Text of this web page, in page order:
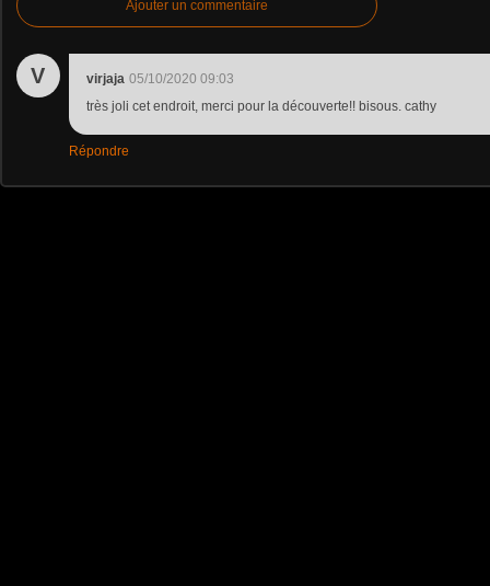
Ajouter un commentaire
V virjaja 05/10/2020 09:03
très joli cet endroit, merci pour la découverte!! bisous. cathy
Répondre